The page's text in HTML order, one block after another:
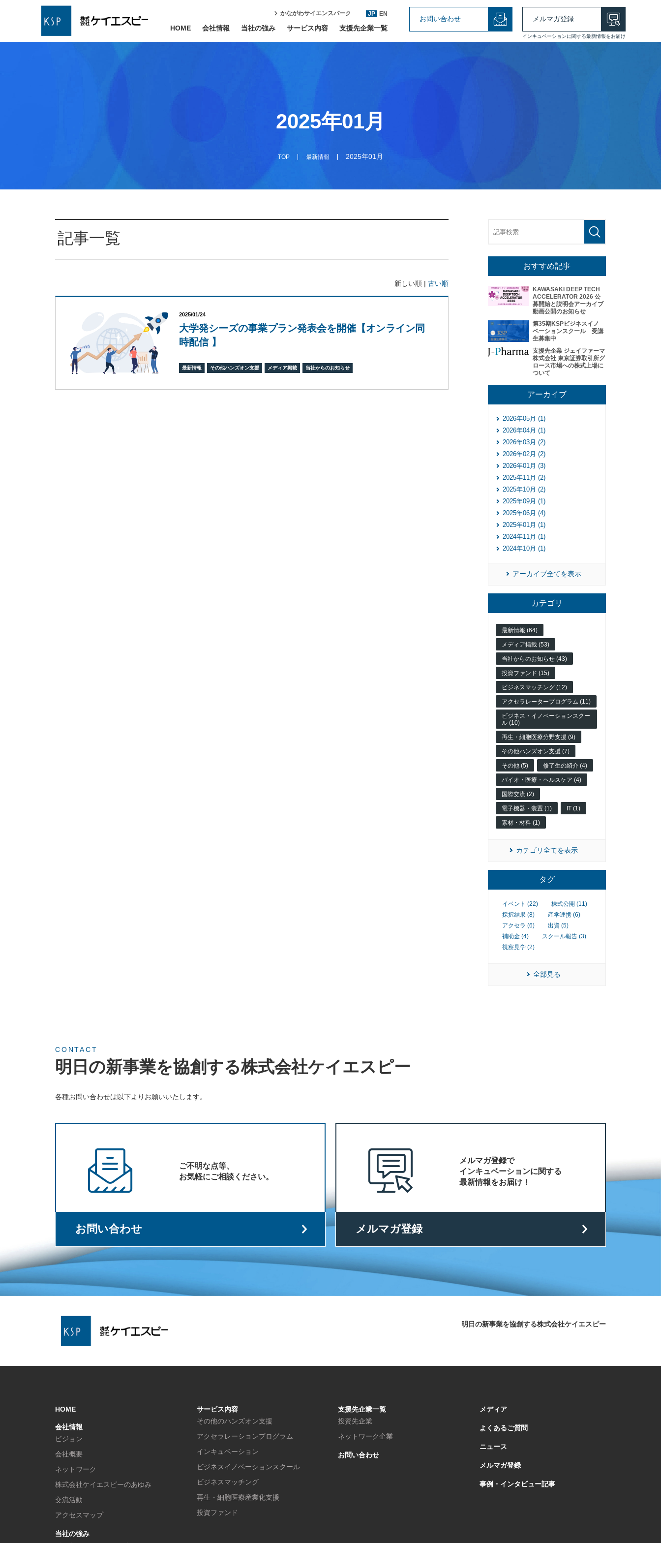
かながわサイエンスパーク JP EN
お問い合わせ メルマガ登録
インキュベーションに関する最新情報をお届け
HOME 会社情報 当社の強み サービス内容 支援先企業一覧
TOP 最新情報 2025年01月
2025年01月
記事一覧
新しい順 | 古い順
2025/01/24
大学発シーズの事業プラン発表会を開催【オンライン同
時配信 】
最新情報 その他ハンズオン支援 メディア掲載 当社からのお知らせ
おすすめ記事
KAWASAKI DEEP TECH
ACCELERATOR 2026 公
募開始と説明会アーカイブ
動画公開のお知らせ
第35期KSPビジネスイノ
ベーションスクール 受講
生募集中
支援先企業 ジェイファーマ
株式会社 東京証券取引所グ
ロース市場への株式上場に
ついて
アーカイブ
2026年05月 (1)
2026年04月 (1)
2026年03月 (2)
2026年02月 (2)
2026年01月 (3)
2025年11月 (2)
2025年10月 (2)
2025年09月 (1)
2025年06月 (4)
2025年01月 (1)
2024年11月 (1)
2024年10月 (1)
アーカイブ全てを表示
カテゴリ
最新情報 (64)
メディア掲載 (53)
当社からのお知らせ (43)
投資ファンド (15)
ビジネスマッチング (12)
アクセラレータープログラム (11)
ビジネス・イノベーションスクー
ル (10)
再生・細胞医療分野支援 (9)
その他ハンズオン支援 (7)
その他 (5) 修了生の紹介 (4)
バイオ・医療・ヘルスケア (4)
国際交流 (2)
電子機器・装置 (1) IT (1)
素材・材料 (1)
カテゴリ全てを表示
タグ
イベント (22)
株式公開 (11)
採択結果 (8)
産学連携 (6)
アクセラ (6)
出資 (5)
補助金 (4)
スクール報告 (3)
視察見学 (2)
全部見る
CONTACT
明日の新事業を協創する株式会社ケイエスピー
各種お問い合わせは以下よりお願いいたします。
ご不明な点等、
お気軽にご相談ください。
お問い合わせ
メルマガ登録で
インキュベーションに関する
最新情報をお届け！
メルマガ登録
明日の新事業を協創する株式会社ケイエスピー
HOME
会社情報
ビジョン
会社概要
ネットワーク
株式会社ケイエスピーのあゆみ
交流活動
アクセスマップ
当社の強み
サービス内容
その他のハンズオン支援
アクセラレーションプログラム
インキュベーション
ビジネスイノベーションスクール
ビジネスマッチング
再生・細胞医療産業化支援
投資ファンド
支援先企業一覧
投資先企業
ネットワーク企業
お問い合わせ
メディア
よくあるご質問
ニュース
メルマガ登録
事例・インタビュー記事